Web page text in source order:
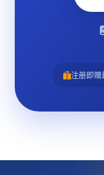
注册即赠